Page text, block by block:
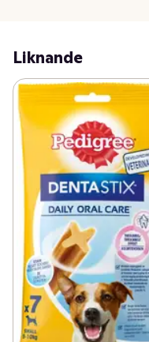
hjälp din bästa vän.
DENTASTIX™ Triple
bruk Rengör tänder
ett friskt tandkött
Liknande